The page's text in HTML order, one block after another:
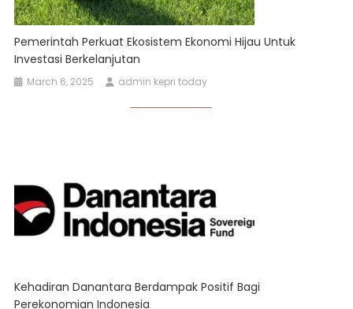
Pemerintah Perkuat Ekosistem Ekonomi Hijau Untuk
Investasi Berkelanjutan
March 6, 2025 admin kepri today
Kehadiran Danantara Berdampak Positif Bagi
Perekonomian Indonesia